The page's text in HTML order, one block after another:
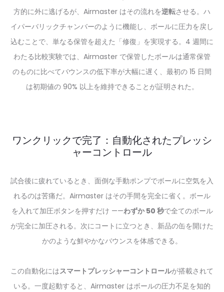
方的に外に逃げるが、Airmaster はその流れを逆転させる。ハ
イパーバリックチャンバーのように機能し、ボールに圧力を戻し
込むことで、単なる保管を超えた「修復」を実現する。4 週間に
わたる比較実験では、Airmaster で保管したボールは通常保管
のものに比べてバウンスの低下率が大幅に遅く、最初の 15 日間
は初期値の 90% 以上を維持できることが証明された。
ワンクリックで完了：自動化されたプレッシ
ャーコントロール
試合後に疲れているとき、面倒な手動ポンプでボールに空気を入
れるのは苦痛だ。Airmaster はその手間を完全に省く。ボール
を入れて加圧ボタンを押すだけ ——わずか 50 秒で全てのボール
が完全に加圧される。次にコートに立つとき、新品の缶を開けた
かのような鮮やかなバウンスを体感できる。
この自動化にはスマートプレッシャーコントロールが搭載されて
いる。一度起動すると、Airmaster はボールの圧力不足を知的